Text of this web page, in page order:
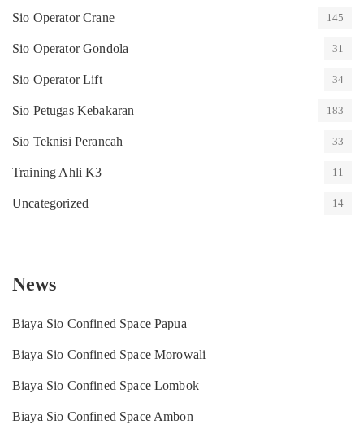
Sio Operator Crane 145
Sio Operator Gondola 31
Sio Operator Lift 34
Sio Petugas Kebakaran 183
Sio Teknisi Perancah 33
Training Ahli K3 11
Uncategorized 14
News
Biaya Sio Confined Space Papua
Biaya Sio Confined Space Morowali
Biaya Sio Confined Space Lombok
Biaya Sio Confined Space Ambon